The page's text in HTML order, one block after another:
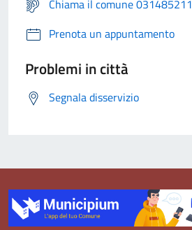
Chiama il comune 031485211
Prenota un appuntamento
Problemi in città
Segnala disservizio